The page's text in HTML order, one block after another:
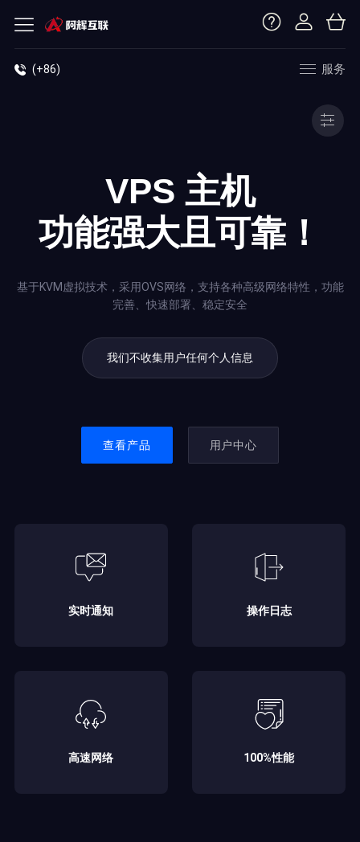
(+86) 服务
VPS 主机
功能强大且可靠！
基于KVM虚拟技术，采用OVS网络，支持各种高级网络特性，功能
完善、快速部署、稳定安全
我们不收集用户任何个人信息
查看产品 用户中心
实时通知 操作日志
高速网络 100%性能